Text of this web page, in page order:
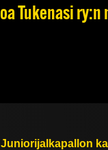
Tukenasi